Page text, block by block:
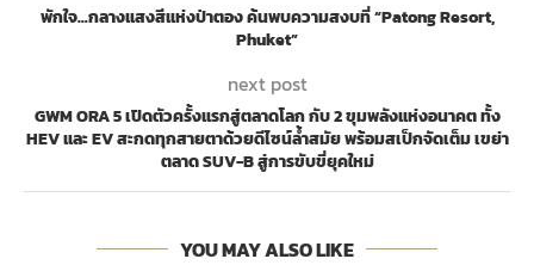
พักใจ…กลางแสงสีแห่งป่าตอง ค้นพบความสงบที่ “Patong Resort,
Phuket”
next post
GWM ORA 5 เปิดตัวครั้งแรกสู่ตลาดโลก กับ 2 ขุมพลังแห่งอนาคต ทั้ง
HEV และ EV สะกดทุกสายตาด้วยดีไซน์ล้ำสมัย พร้อมสเป็กจัดเต็ม เขย่า
ตลาด SUV-B สู่การขับขี่ยุคใหม่
YOU MAY ALSO LIKE